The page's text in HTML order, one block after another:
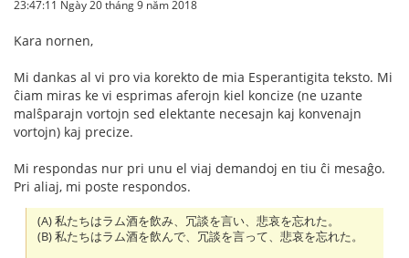
23:47:11 Ngày 20 tháng 9 năm 2018
Kara nornen,
Mi dankas al vi pro via korekto de mia Esperantigita teksto. Mi
ĉiam miras ke vi esprimas aferojn kiel koncize (ne uzante
malŝparajn vortojn sed elektante necesajn kaj konvenajn
vortojn) kaj precize.
Mi respondas nur pri unu el viaj demandoj en tiu ĉi mesaĝo.
Pri aliaj, mi poste respondos.
(A) 私たちはラム酒を飲み、冗談を言い、悲哀を忘れた。
(B) 私たちはラム酒を飲んで、冗談を言って、悲哀を忘れた。